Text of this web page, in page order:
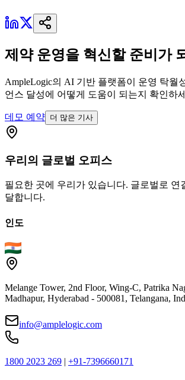
제약 운영을 혁신할 준비가
AmpleLogic의 AI 기반 플랫폼이 운영 탁월
언스 달성에 어떻게 도움이 되는지 확인하
데모 예약 더 많은 기사
우리의 글로벌 오피스
필요한 곳에 우리가 있습니다. 글로벌로 연
달합니다.
인도
Melange Tower, 2nd Floor, Wing-C, Patrika
Madhapur, Hyderabad - 500081, Telangana,
info@amplelogic.com
1800 2023 269 | +91-7396660171